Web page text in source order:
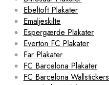
Ebeltoft Plakater
Emaljeskilte
Espergærde Plakater
Everton FC Plakater
Far Plakater
FC Barcelona Plakater
FC Barcelona Wallstickers